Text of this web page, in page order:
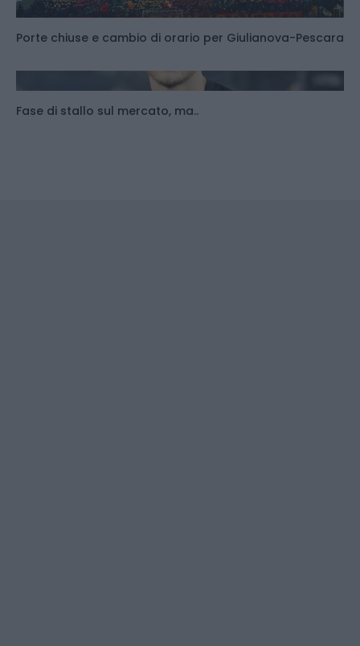
Porte chiuse e cambio di orario per Giulianova-Pescara
Fase di stallo sul mercato, ma..